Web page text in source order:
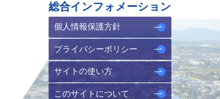
総合インフォメーション
個人情報保護方針
プライバシーポリシー
サイトの使い方
このサイトについて